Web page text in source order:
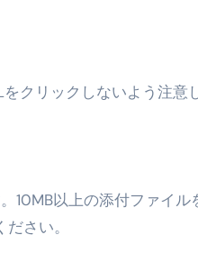
”で最安級！ スカイマー
】#梅干し #ダイエット
まとめ】#ダイエット #
】#バナナ #ダイエット
ト #プロテイン #痩せる
クリックしないよう注意
10MB以上の添付ファイル
さい。